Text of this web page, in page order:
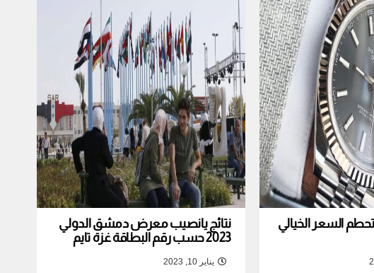
السعر الخيالي
نتائج يانصيب معرض دمشق الدولي
2023 حسب رقم البطاقة غزة تايم
يناير 10, 2023